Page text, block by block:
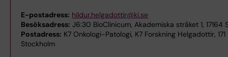
E-postadress: hildur.helgadottir@ki.se
Besöksadress: J6:30 BioClinicum, Akademiska stråket 1, 17164
Postadress: K7 Onkologi-Patologi, K7 Forskning Helgadottir, 171
Stockholm